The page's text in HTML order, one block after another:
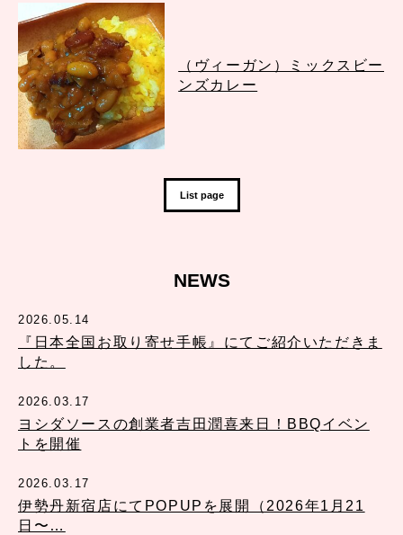
（ヴィーガン）ミックスビー
ンズカレー
List page
NEWS
2026.05.14
『日本全国お取り寄せ手帳』にてご紹介いただきま
した。
2026.03.17
ヨシダソースの創業者吉田潤喜来日！BBQイベン
トを開催
2026.03.17
伊勢丹新宿店にてPOPUPを展開（2026年1月21
日〜…